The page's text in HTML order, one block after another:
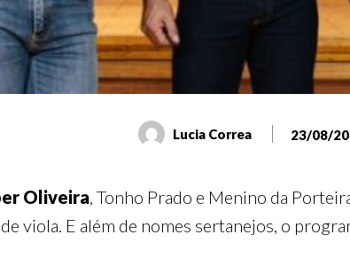
Lucia Correa 23/08/
Oliveira, Tonho Prado e Menino da
viola. E além de nomes sertanejos, o